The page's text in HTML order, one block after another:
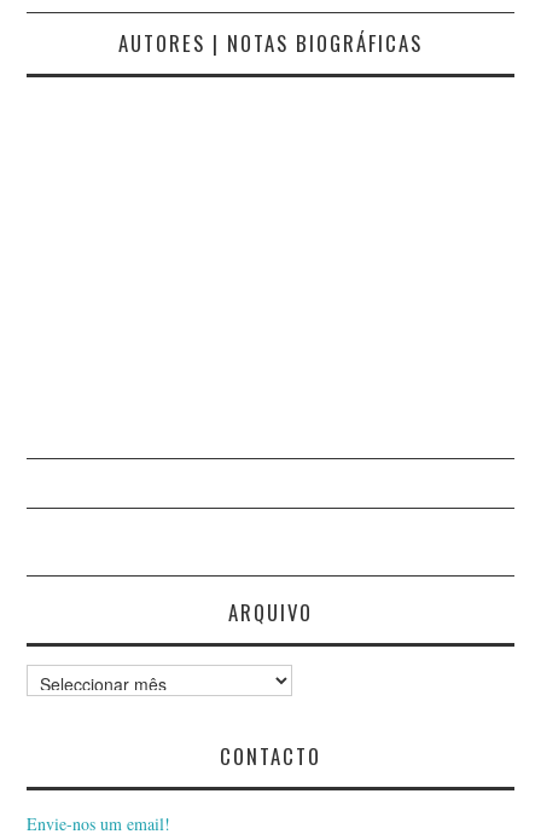
AUTORES | NOTAS BIOGRÁFICAS
ARQUIVO
Arquivo
CONTACTO
Envie-nos um email!